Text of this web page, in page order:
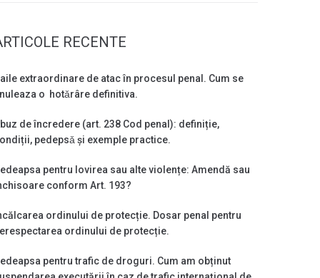
RECENTE
extraordinare de atac în procesul penal. Cum se
o hotǎrâre definitiva.
de încredere (art. 238 Cod penal): definiție,
pedepsǎ și exemple practice.
pentru lovirea sau alte violențe: Amendă sau
conform Art. 193?
ordinului de protecție. Dosar penal pentru
ordinului de protecție.
pentru trafic de droguri. Cum am obținut